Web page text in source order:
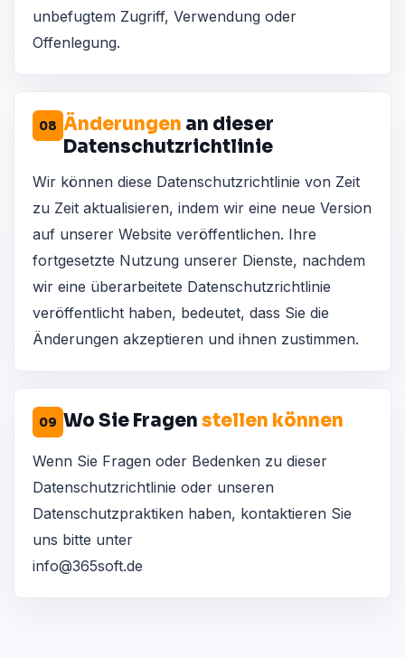
unbefugtem Zugriff, Verwendung oder
Offenlegung.
08 Änderungen an dieser
Datenschutzrichtlinie
Wir können diese Datenschutzrichtlinie von Zeit
zu Zeit aktualisieren, indem wir eine neue Version
auf unserer Website veröffentlichen. Ihre
fortgesetzte Nutzung unserer Dienste, nachdem
wir eine überarbeitete Datenschutzrichtlinie
veröffentlicht haben, bedeutet, dass Sie die
Änderungen akzeptieren und ihnen zustimmen.
09 Wo Sie Fragen stellen können
Wenn Sie Fragen oder Bedenken zu dieser
Datenschutzrichtlinie oder unseren
Datenschutzpraktiken haben, kontaktieren Sie
uns bitte unter
info@365soft.de